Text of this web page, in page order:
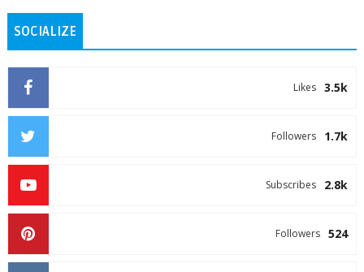
SOCIALIZE
3.5k
Likes
1.7k
Followers
2.8k
Subscribes
524
Followers